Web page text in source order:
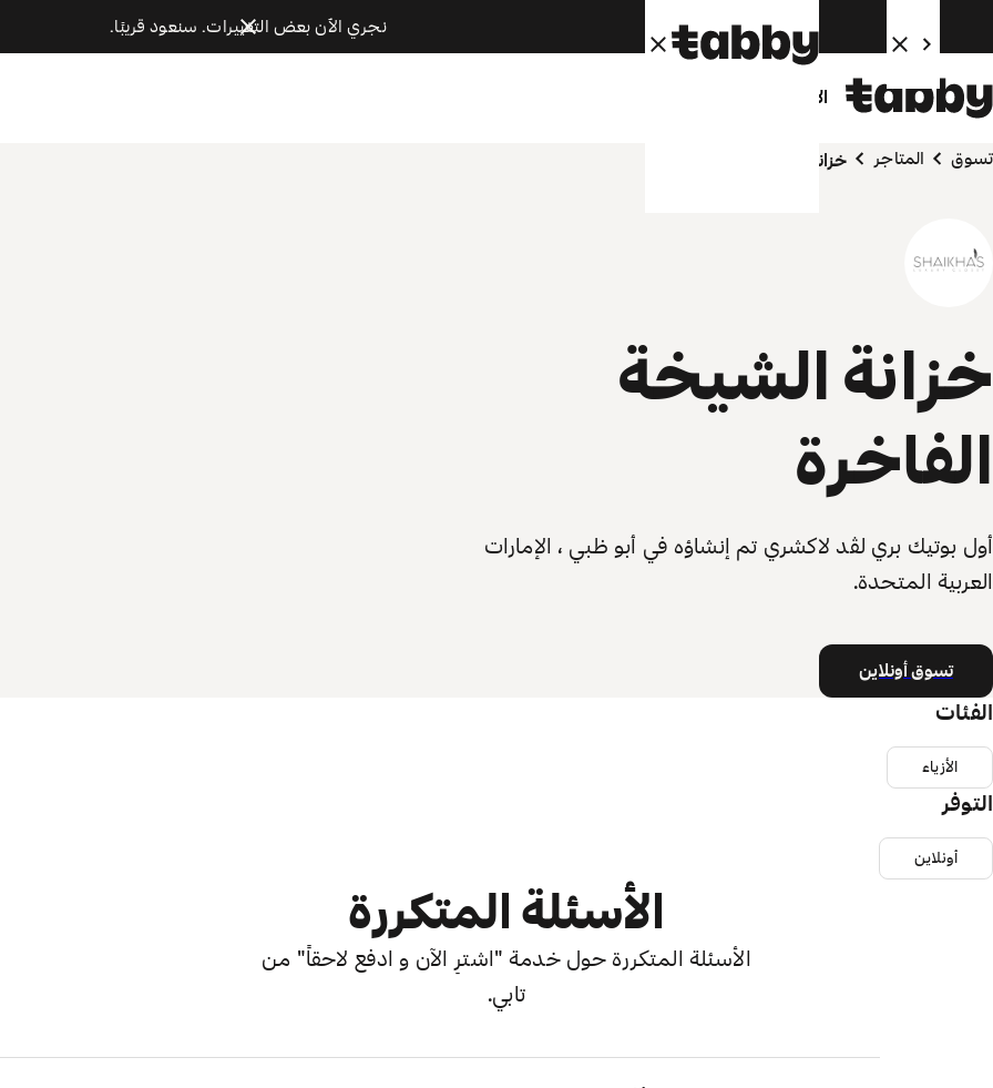
نجري الآن بعض التغييرات. سنعود قريبًا.
الأفراد
تسوق المتاجر خزانة الشيخة الفاخرة
خزانة الشيخة
الفاخرة
أول بوتيك بري لڤد لاكشري تم إنشاؤه في أبو ظبي ، الإمارات
العربية المتحدة.
تسوق أونلاين
الفئات
الأزياء
التوفر
أونلاين
الأسئلة المتكررة
الأسئلة المتكررة حول خدمة "اشترِ الآن و ادفع لاحقاً" من
تابي.